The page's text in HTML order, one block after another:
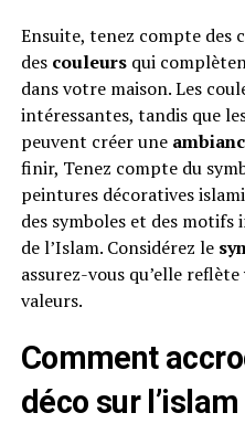
Ensuite, tenez compte des
des couleurs qui
dans votre maison. Les
intéressantes, tandis que
peuvent créer une
finir, Tenez compte du
peintures décoratives
des symboles et des motifs
de l’Islam. Considérez le
assurez-vous qu’elle reflète
valeurs.
Comment
déco sur l’islam